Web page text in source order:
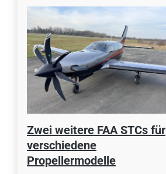
Zwei weitere FAA STCs für
verschiedene
Propellermodelle